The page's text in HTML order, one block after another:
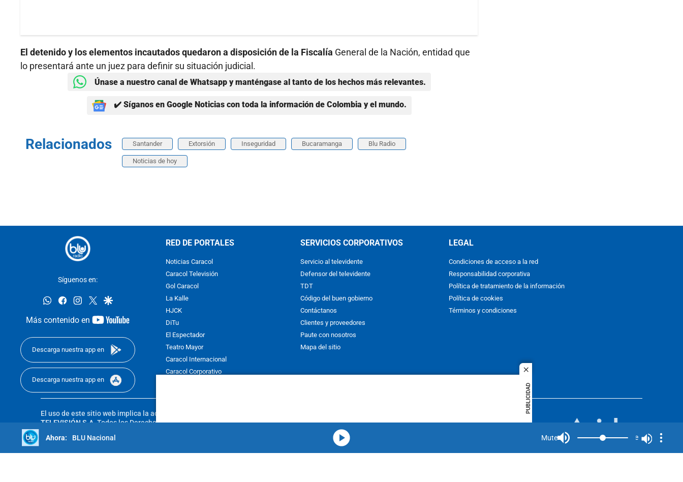
close
PUBLICIDAD
El detenido y los elementos incautados quedaron a disposición de la Fiscalía General de la Nación, entidad que
lo presentará ante un juez para definir su situación judicial.
Únase a nuestro canal de Whatsapp y manténgase al tanto de los hechos más relevantes.
✔️ Síganos en Google Noticias con toda la información de Colombia y el mundo.
Relacionados Santander Extorsión Inseguridad Bucaramanga Blu Radio
Noticias de hoy
Síguenos en:
whatsappfacebookinstagram
twittergoogle
Más contenido en
youtube-
Descarga nuestra app en
Descarga nuestra app en
RED DE PORTALES
Noticias Caracol
Caracol Televisión
Gol Caracol
La Kalle
HJCK
DiTu
El Espectador
Teatro Mayor
Caracol Internacional
Caracol Corporativo
SERVICIOS CORPORATIVOS
Servicio al televidente
Defensor del televidente
TDT
Código del buen gobierno
Contáctanos
Clientes y proveedores
Paute con nosotros
Mapa del sitio
LEGAL
Condiciones de acceso a la red
Responsabilidad corporativa
Política de tratamiento de la información
Política de cookies
Términos y condiciones
El uso de este sitio web implica la aceptación de los
TELEVISIÓN S.A.Todos los Derechos Reservados D.R.A. Prohibida su reproducción total o parcial, así como su traducción a cualquier idioma
sin autorización escrita de su titular. Reproduction in whole or in part, or translation without written permission is prohibited. All rights
reserved 2025.BLU Nacional
Mute Mute